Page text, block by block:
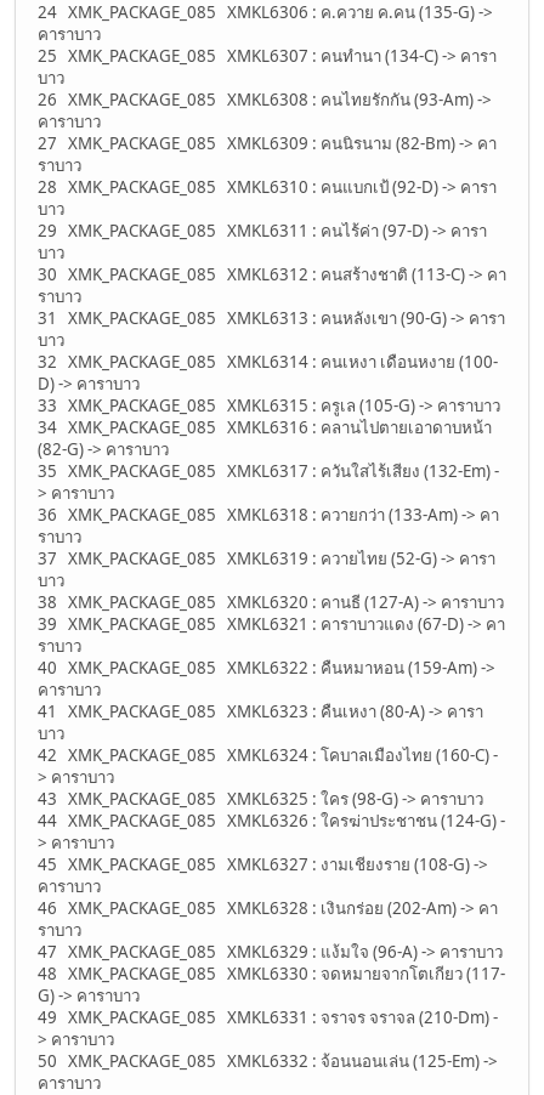
24 XMK_PACKAGE_085 XMKL6306 : ค.ควาย ค.คน (135-G) ->
คาราบาว
25 XMK_PACKAGE_085 XMKL6307 : คนทำนา (134-C) -> คารา
บาว
26 XMK_PACKAGE_085 XMKL6308 : คนไทยรักกัน (93-Am) ->
คาราบาว
27 XMK_PACKAGE_085 XMKL6309 : คนนิรนาม (82-Bm) -> คา
ราบาว
28 XMK_PACKAGE_085 XMKL6310 : คนแบกเป้ (92-D) -> คารา
บาว
29 XMK_PACKAGE_085 XMKL6311 : คนไร้ค่า (97-D) -> คารา
บาว
30 XMK_PACKAGE_085 XMKL6312 : คนสร้างชาติ (113-C) -> คา
ราบาว
31 XMK_PACKAGE_085 XMKL6313 : คนหลังเขา (90-G) -> คารา
บาว
32 XMK_PACKAGE_085 XMKL6314 : คนเหงา เดือนหงาย (100-
D) -> คาราบาว
33 XMK_PACKAGE_085 XMKL6315 : ครูเล (105-G) -> คาราบาว
34 XMK_PACKAGE_085 XMKL6316 : คลานไปตายเอาดาบหน้า
(82-G) -> คาราบาว
35 XMK_PACKAGE_085 XMKL6317 : ควันใสไร้เสียง (132-Em) -
> คาราบาว
36 XMK_PACKAGE_085 XMKL6318 : ควายกว่า (133-Am) -> คา
ราบาว
37 XMK_PACKAGE_085 XMKL6319 : ควายไทย (52-G) -> คารา
บาว
38 XMK_PACKAGE_085 XMKL6320 : คานธี (127-A) -> คาราบาว
39 XMK_PACKAGE_085 XMKL6321 : คาราบาวแดง (67-D) -> คา
ราบาว
40 XMK_PACKAGE_085 XMKL6322 : คืนหมาหอน (159-Am) ->
คาราบาว
41 XMK_PACKAGE_085 XMKL6323 : คืนเหงา (80-A) -> คารา
บาว
42 XMK_PACKAGE_085 XMKL6324 : โคบาลเมืองไทย (160-C) -
> คาราบาว
43 XMK_PACKAGE_085 XMKL6325 : ใคร (98-G) -> คาราบาว
44 XMK_PACKAGE_085 XMKL6326 : ใครฆ่าประชาชน (124-G) -
> คาราบาว
45 XMK_PACKAGE_085 XMKL6327 : งามเชียงราย (108-G) ->
คาราบาว
46 XMK_PACKAGE_085 XMKL6328 : เงินกร่อย (202-Am) -> คา
ราบาว
47 XMK_PACKAGE_085 XMKL6329 : แง้มใจ (96-A) -> คาราบาว
48 XMK_PACKAGE_085 XMKL6330 : จดหมายจากโตเกียว (117-
G) -> คาราบาว
49 XMK_PACKAGE_085 XMKL6331 : จราจร จราจล (210-Dm) -
> คาราบาว
50 XMK_PACKAGE_085 XMKL6332 : จ้อนนอนเล่น (125-Em) ->
คาราบาว